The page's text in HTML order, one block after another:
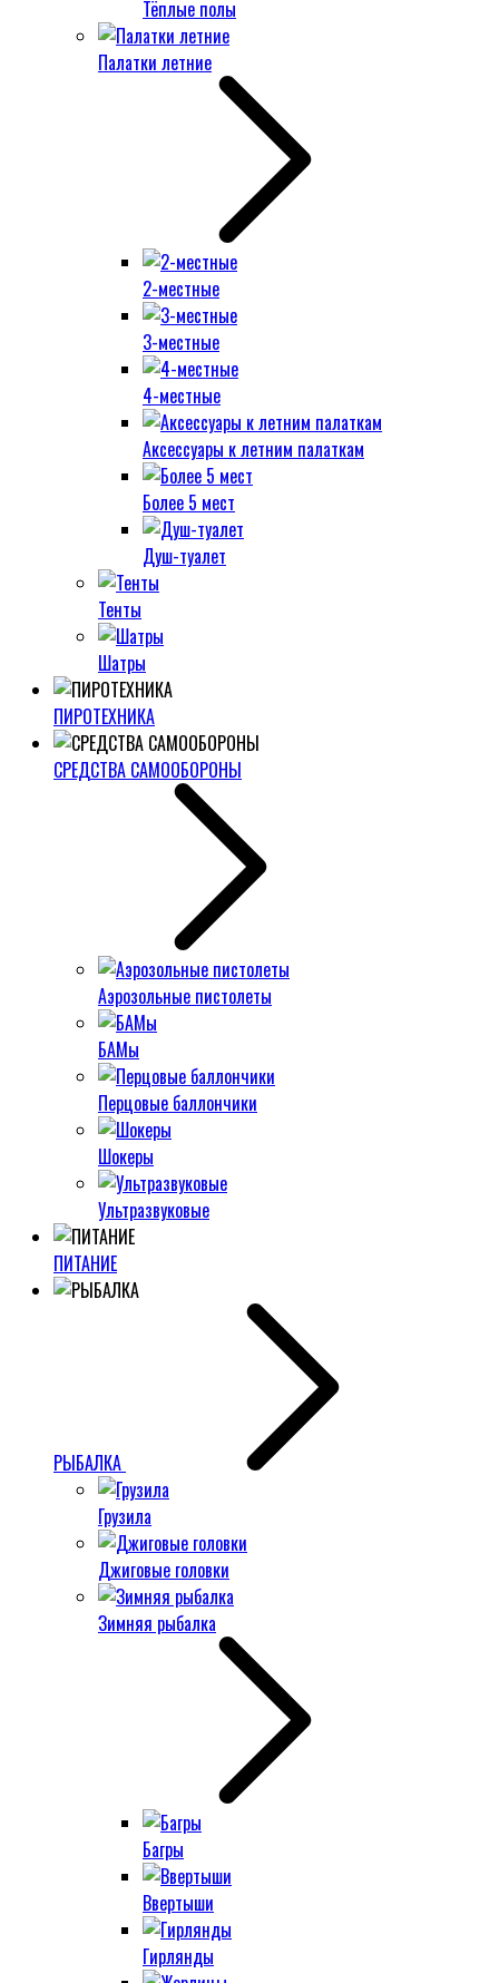
Тёплые полы
Палатки летние
2-местные
3-местные
4-местные
Аксессуары к летним палаткам
Более 5 мест
Душ-туалет
Тенты
Шатры
ПИРОТЕХНИКА
СРЕДСТВА САМООБОРОНЫ
Аэрозольные пистолеты
БАМы
Перцовые баллончики
Шокеры
Ультразвуковые
ПИТАНИЕ
РЫБАЛКА
Грузила
Джиговые головки
Зимняя рыбалка
Багры
Ввертыши
Гирлянды